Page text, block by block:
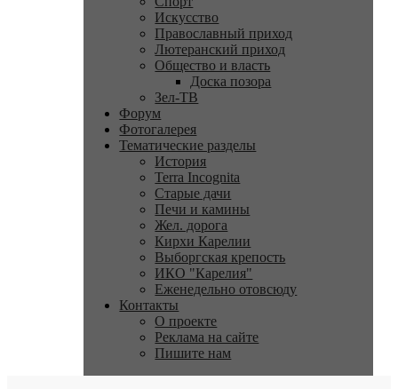
Искусство
Православный приход
Лютеранский приход
Общество и власть
Доска позора
Зел-ТВ
Форум
Фотогалерея
Тематические разделы
История
Terra Incognita
Старые дачи
Печи и камины
Жел. дорога
Кирхи Карелии
Выборгская крепость
ИКО "Карелия"
Еженедельно отовсюду
Контакты
О проекте
Реклама на сайте
Пишите нам